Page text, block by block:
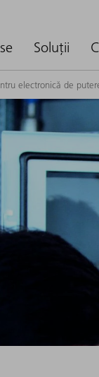
Soluții
electronică de